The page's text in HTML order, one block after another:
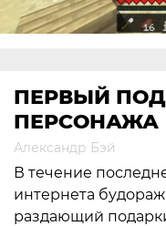
ПЕРВЫЙ
ПЕРСОНАЖА
Александр Бэй
В течение
интернета
раздающий